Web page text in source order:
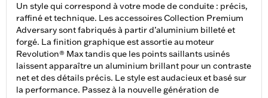
Un style qui correspond à votre mode de conduite : précis,
raffiné et technique. Les accessoires Collection Premium
Adversary sont fabriqués à partir d’aluminium billeté et
forgé. La finition graphique est assortie au moteur
Revolution® Max tandis que les points saillants usinés
laissent apparaître un aluminium brillant pour un contraste
net et des détails précis. Le style est audacieux et basé sur
la performance. Passez à la nouvelle génération de